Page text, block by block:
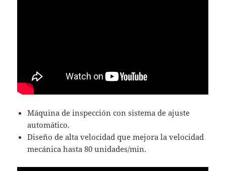
Máquina de inspección con sistema de ajuste
automático.
Diseño de alta velocidad que mejora la velocidad
mecánica hasta 80 unidades/min.